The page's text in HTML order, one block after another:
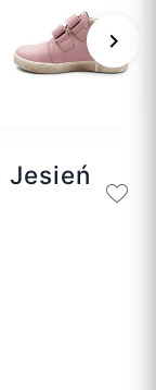
keyboard_arrow_right
Jesień